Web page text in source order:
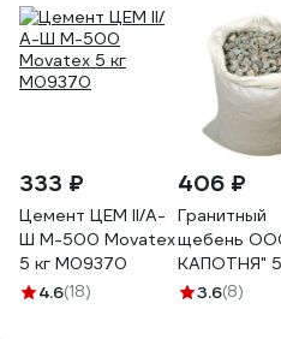
333 ₽
Цемент ЦЕМ II/А-
Ш М-500 Movatex
5 кг М09370
4.6(18)
406 ₽
Гранитный
щебень
КАПОТНЯ"
мм, мешок
3.6(8)